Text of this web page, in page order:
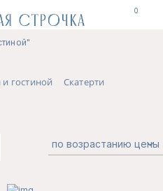
0
гостиной Скатерти